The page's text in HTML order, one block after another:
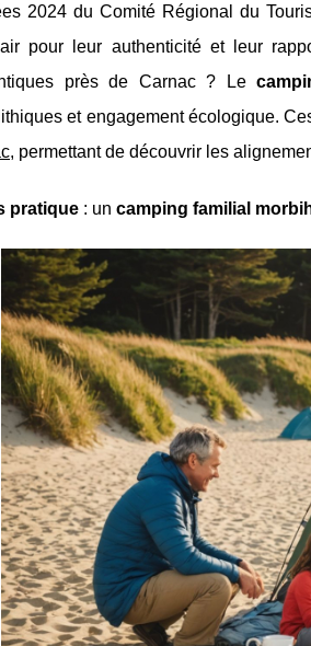
2024 du Comité Régional du
pour leur authenticité et leur
près de Carnac ? Le
et engagement écologique.
, permettant de découvrir les
pratique : un camping familial